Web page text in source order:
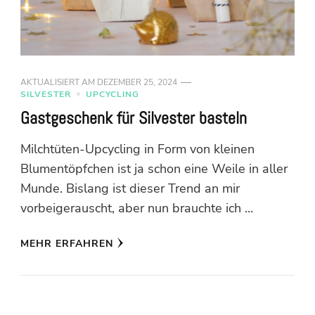
AKTUALISIERT AM DEZEMBER 25, 2024
SILVESTER
UPCYCLING
Gastgeschenk für Silvester basteln
Milchtüten-Upcycling in Form von kleinen
Blumentöpfchen ist ja schon eine Weile in aller
Munde. Bislang ist dieser Trend an mir
vorbeigerauscht, aber nun brauchte ich …
MEHR ERFAHREN